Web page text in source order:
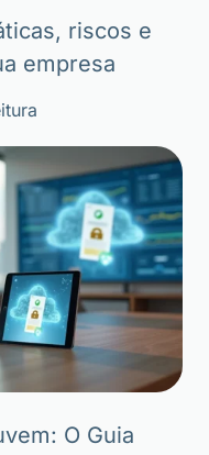
riscos e
empresa
O Guia